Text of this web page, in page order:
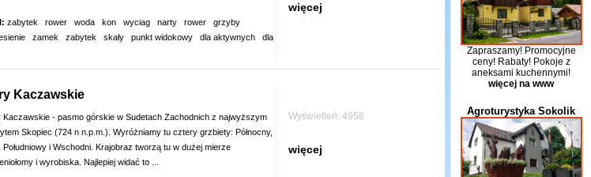
zabytek rower woda kon wyciag narty rower
grzyby
zamek zabytek skały punkt widokowy dla aktywnych dla
więcej
Kaczawskie
Kaczawskie - pasmo górskie w Sudetach Zachodnich z najwyższym
Skopiec (724 n n.p.m.). Wyróżniamy tu cztery grzbiety: Północny,
Południowy i Wschodni. Krajobraz tworzą tu w dużej mierze
i wyrobiska. Najlepiej widać to ...
Wyświetleń: 4958
więcej
Zapraszamy! Promocyjne
ceny! Rabaty! Pokoje z
aneksami kuchennymi!
więcej na www
Agroturystyka Sokolik